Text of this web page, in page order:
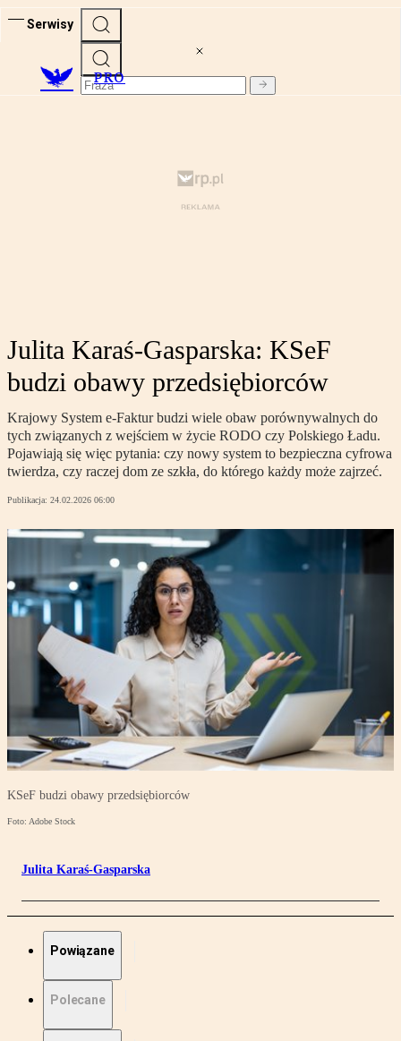
Serwisy
PRO
Julita Karaś-Gasparska: KSeF
budzi obawy przedsiębiorców
Krajowy System e-Faktur budzi wiele obaw porównywalnych do
tych związanych z wejściem w życie RODO czy Polskiego Ładu.
Pojawiają się więc pytania: czy nowy system to bezpieczna cyfrowa
twierdza, czy raczej dom ze szkła, do którego każdy może zajrzeć.
Publikacja: 24.02.2026 06:00
KSeF budzi obawy przedsiębiorców
Foto: Adobe Stock
Julita Karaś-Gasparska
Powiązane
Polecane